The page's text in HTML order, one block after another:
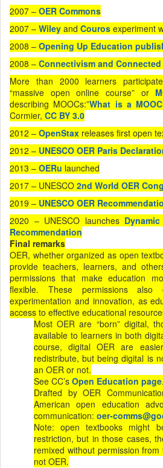
2007 – OER Commons
2007 – Wiley and Couros experiment
2008 – Opening Up Education
2008 – Connectivism and
More than 2000 learners
“massive open online course” or
describing MOOCs:”What is a
Cormier, CC BY 3.0
2012 – OpenStax releases first open
2012 – UNESCO OER Paris
2013 – OERu launched
2017 – UNESCO 2nd World OER
2019 – UNESCO OER
2020 – UNESCO launches
Recommendation
Final remarks
OER, whether organized as open
provide teachers, learners, and
permissions that make education
flexible. These permissions also
experimentation and innovation, as
access to effective educational
Most OER are “born” digital,
available to learners in both
course, digital OER are
redistribute, but being digital is
an OER or not.
See CC’s Open Education page.
Drafted by OER
American open education
communication: oer-
Note: open textbooks might
restriction, but in those cases,
remixed without permission
not OER.